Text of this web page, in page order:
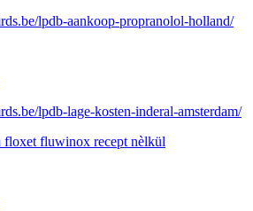
lpdb-aankoop-propranolol-holland/
lpdb-lage-kosten-inderal-amsterdam/
fluwinox recept nèlkül